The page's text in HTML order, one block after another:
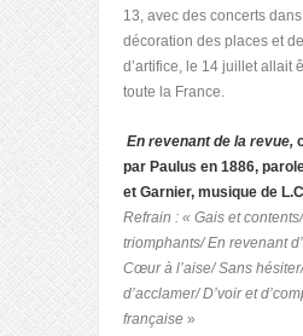
13, avec des concerts
décoration des places et
d’artifice, le 14 juillet allait
toute la France.
En revenant de la revue,
par Paulus en 1886,
et Garnier, musique de
Refrain : « Gais et
triomphants/ En revenant
Cœur à l’aise/ Sans
d’acclamer/ D’voir et
française »